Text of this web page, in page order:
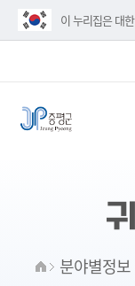
이 누리집은 대
분야별정보